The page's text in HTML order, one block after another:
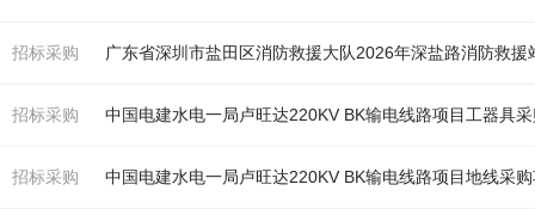
招标采购 广东省深圳市盐田区消防救援大队2026年深盐路消防救援
招标采购 中国电建水电一局卢旺达220KV BK输电线路项目工器具
招标采购 中国电建水电一局卢旺达220KV BK输电线路项目地线采